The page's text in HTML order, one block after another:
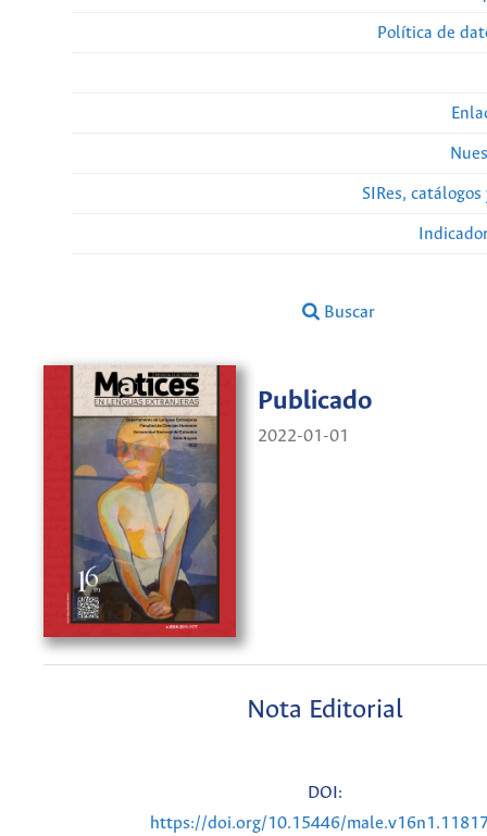
Política de
SIRes,
Buscar
Publicado
2022-01-01
Nota Editorial
DOI:
https://doi.org/10.15446/